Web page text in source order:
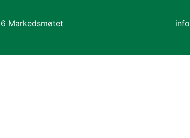
Markedsmøtet